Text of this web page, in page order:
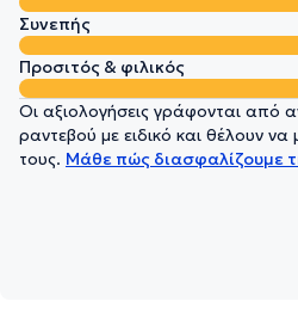
Συνεπής
Προσιτός & φιλικός
Οι αξιολογήσεις γράφονται από
ραντεβού με ειδικό και θέλουν να
τους. Μάθε πώς διασφαλίζουμε